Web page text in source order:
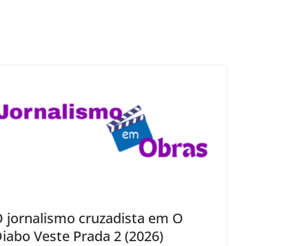
jornalismo cruzadista em O
Veste Prada 2 (2026)